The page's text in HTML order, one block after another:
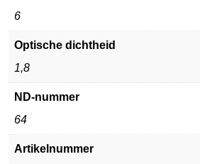
6
Optische dichtheid
1,8
ND-nummer
64
Artikelnummer